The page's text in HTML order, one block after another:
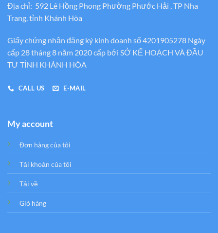
Địa chỉ: 592 Lê Hồng Phong Phường Phước Hải , TP Nha
Trang, tỉnh Khánh Hòa
Giấy chứng nhận đăng ký kinh doanh số 4201905278 Ngày
cấp 28 tháng 8 năm 2020 cấp bới SỞ KẾ HOẠCH VÀ ĐẦU
TƯ TỈNH KHÁNH HÒA
CALL US E-MAIL
My account
Đơn hàng của tôi
Tải khoản của tôi
Tải về
Giỏ hàng